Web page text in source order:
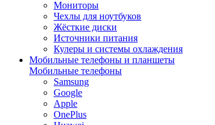
Мониторы
Чехлы для ноутбуков
Жёсткие диски
Источники питания
Кулеры и системы охлаждения
Мобильные телефоны и планшеты
Мобильные телефоны
Samsung
Google
Apple
OnePlus